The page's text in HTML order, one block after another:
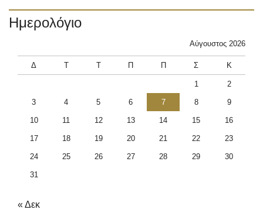
Ημερολόγιο
Αύγουστος 2026
Δ Τ Τ Π Π Σ Κ
1 2
3 4 5 6 7 8 9
10 11 12 13 14 15 16
17 18 19 20 21 22 23
24 25 26 27 28 29 30
31
« Δεκ